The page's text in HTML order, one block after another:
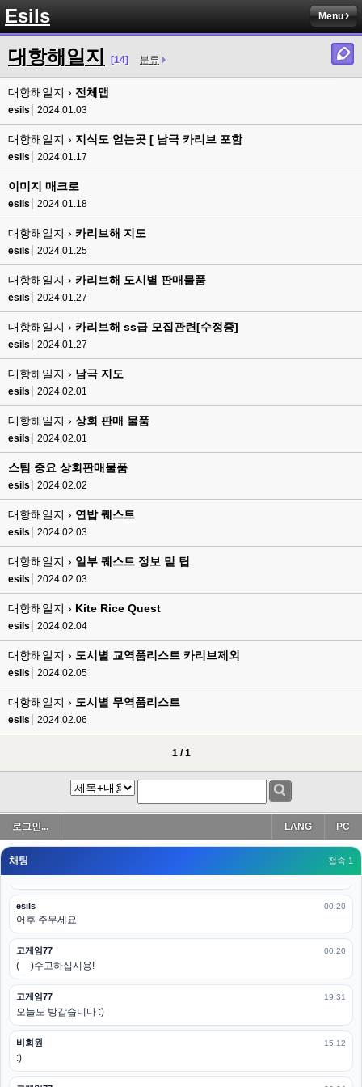
Esils Menu
대항해일지 [14] 분류
대항해일지 › 전체맵
esils 2024.01.03
대항해일지 › 지식도 얻는곳 [ 남극 카리브 포함
esils 2024.01.17
이미지 매크로
esils 2024.01.18
대항해일지 › 카리브해 지도
esils 2024.01.25
대항해일지 › 카리브해 도시별 판매물품
esils 2024.01.27
대항해일지 › 카리브해 ss급 모집관련[수정중]
esils 2024.01.27
대항해일지 › 남극 지도
esils 2024.02.01
대항해일지 › 상회 판매 물품
esils 2024.02.01
스팀 중요 상회판매물품
esils 2024.02.02
대항해일지 › 연밥 퀘스트
esils 2024.02.03
대항해일지 › 일부 퀘스트 정보 밑 팁
esils 2024.02.03
대항해일지 › Kite Rice Quest
esils 2024.02.04
대항해일지 › 도시별 교역품리스트 카리브제외
esils 2024.02.05
대항해일지 › 도시별 무역품리스트
esils 2024.02.06
1 / 1
로그인... PC
LANG
채팅 접속 1
esils 00:12
전 아녀요
고게임77 00:13
솔찍히 아직도 라이믹스보다 xe가 정이 더가긴합니다 ㅠ
솔직히 적응이 xe1이다보니깐 라이믹스는 비슷하면서 틀리니 적응이 안되요
그렇다고 코어랑 모듈 전부 마개조해버릴려니 난중 또 공식버전 올라오면 답
없을꺼같아서 ;;
esils
이제 정상동작이겟지 !
고게임77
오 정상 이네요!
비회원
ㅇ
esils
채팅치믄 바로 반영 정상 ㅋ
고게임77
접속자는 ip당 1명인가 보네요. 다른 브로우저로 접속해도 3명인거보면
esils
음
폰으로 접속해보니 3이 되는데
esils 00:18
나가도 3이네 하핫 ...
고게임77 00:18
ㅋㅋㅋㅋㅋㅋㅋㅋ
esils 00:19
이게 db 접속자수로 잡는형태로 해서 그런가 ;;
밑에 일반웹게임이 더있었네요
esils
esils 00:19
다 펼쳐두면 너무길어서 ..
esils 00:19
모바일로 보는데도 좀 불편하더라구요
고게임77 00:19
아 ㅋㅋ 내일도 심심하면 들리겠습니다. 벌써 12시가 넘었었네요
esils 00:20
어후 주무세요
고게임77 00:20
(__)수고하십시용!
고게임77 19:31
오늘도 방갑습니다 :)
비회원 15:12
:)